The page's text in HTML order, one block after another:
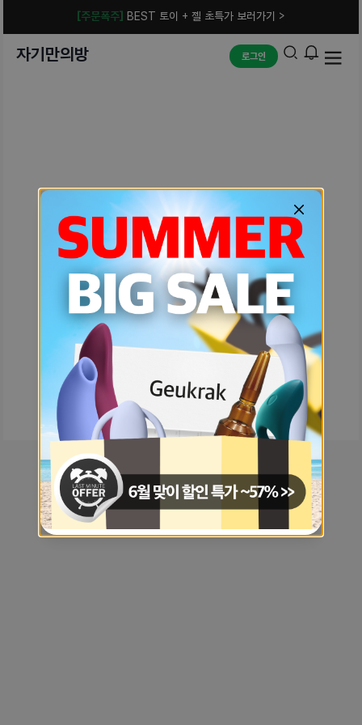
[주문폭주] BEST 토이 + 젤 초특가 보러가기 >
자기만의방 로그인
예상치 못한 에러입니다.